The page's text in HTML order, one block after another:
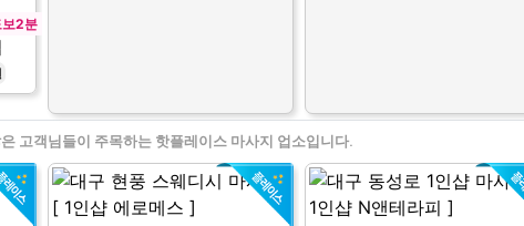
보2분
고객님들이 주목하는 핫플레이스 마사지 업소입니다.